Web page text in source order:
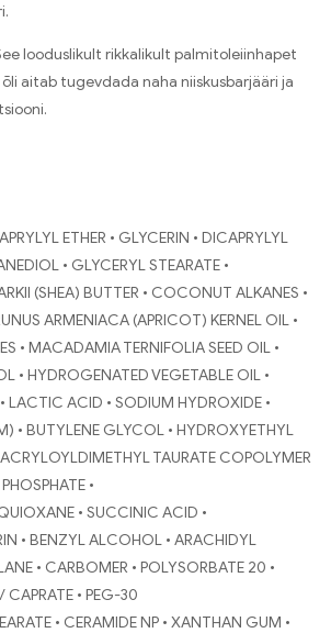
looduslikult rikkalikult palmitoleiinhapet
aitab tugevdada naha niiskusbarjääri ja
ETHER • GLYCERIN • DICAPRYLYL
• GLYCERYL STEARATE •
(SHEA) BUTTER • COCONUT ALKANES •
ARMENIACA (APRICOT) KERNEL OIL •
• MACADAMIA TERNIFOLIA SEED OIL •
• HYDROGENATED VEGETABLE OIL •
LACTIC ACID • SODIUM HYDROXIDE •
• BUTYLENE GLYCOL • HYDROXYETHYL
TAURATE COPOLYMER
•
• SUCCINIC ACID •
• BENZYL ALCOHOL • ARACHIDYL
• CARBOMER • POLYSORBATE 20 •
• PEG-30
• CERAMIDE NP • XANTHAN GUM •